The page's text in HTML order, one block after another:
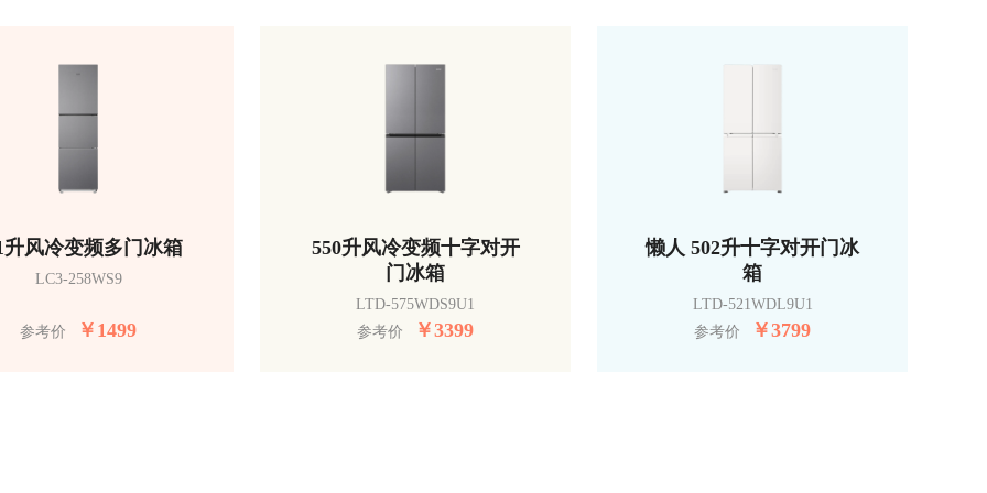
升风冷变频多门冰箱
LC3-258WS9
参考价 ￥ 1499
550升风冷变频十字对开
门冰箱
LTD-575WDS9U1
参考价
￥3399
懒人 502升十字对开门冰
箱
LTD-521WDL9U1
参考价
￥3799